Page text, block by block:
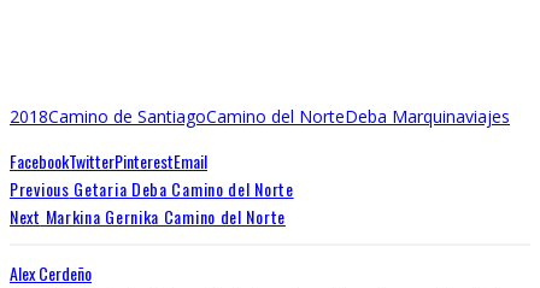
2018Camino de SantiagoCamino del NorteDeba Marquinaviajes
FacebookTwitterPinterestEmail
Previous Getaria Deba Camino del Norte
Next Markina Gernika Camino del Norte
Alex Cerdeño